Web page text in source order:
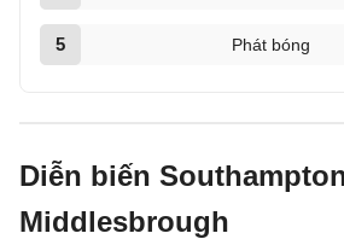
5 Phát bóng
Diễn biến
Middlesbrough